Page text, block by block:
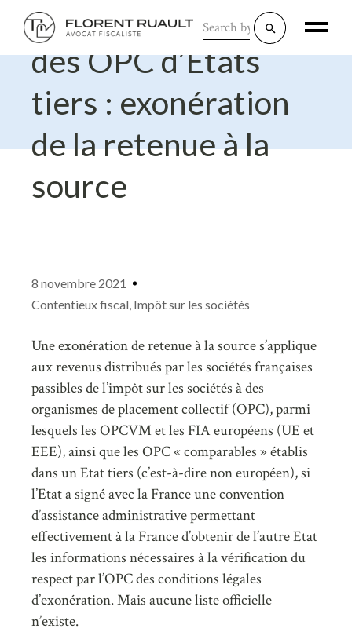
Search
for:
Dividendes versés à
des OPC d’Etats
tiers : exonération
de la retenue à la
source
8 novembre 2021
Contentieux fiscal, Impôt sur les sociétés
Une exonération de retenue à la source s’applique
aux revenus distribués par les sociétés françaises
passibles de l’impôt sur les sociétés à des
organismes de placement collectif (OPC), parmi
lesquels les OPCVM et les FIA européens (UE et
EEE), ainsi que les OPC « comparables » établis
dans un Etat tiers (c’est-à-dire non européen), si
l’Etat a signé avec la France une convention
d’assistance administrative permettant
effectivement à la France d’obtenir de l’autre Etat
les informations nécessaires à la vérification du
respect par l’OPC des conditions légales
d’exonération. Mais aucune liste officielle
n’existe.